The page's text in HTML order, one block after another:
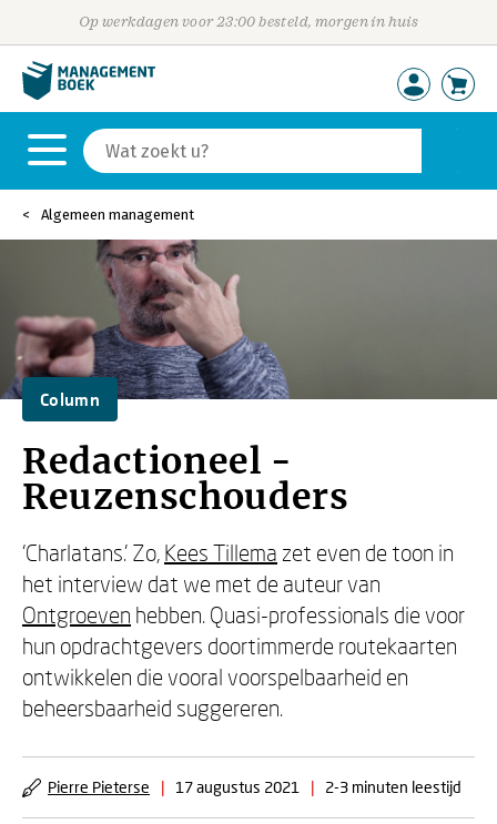
Op werkdagen voor 23:00 besteld, morgen in huis
Algemeen management
Column
Redactioneel -
Reuzenschouders
‘Charlatans.' Zo, Kees Tillema zet even de toon in
het interview dat we met de auteur van
Ontgroeven hebben. Quasi-professionals die voor
hun opdrachtgevers doortimmerde routekaarten
ontwikkelen die vooral voorspelbaarheid en
beheersbaarheid suggereren.
Pierre Pieterse | 17 augustus 2021 | 2-3 minuten leestijd